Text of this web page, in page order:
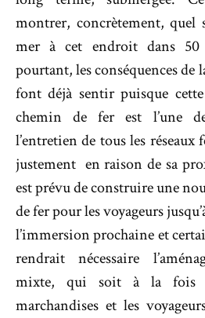
montrer, concrètement, quel
mer à cet endroit dans
pourtant, les conséquences de
font déjà sentir puisque
chemin de fer est l’une
l’entretien de tous les réseaux
justement en raison de sa
est prévu de construire une
de fer pour les voyageurs
l’immersion prochaine et
rendrait nécessaire
mixte, qui soit à la fois
marchandises et les